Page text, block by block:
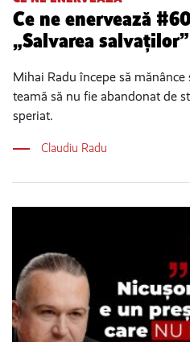
Ce ne enervează
„Salvarea salvaților”
Mihai Radu începe să
teamă să nu fie abandonat de
speriat.
Claudiu Radu